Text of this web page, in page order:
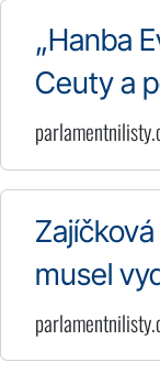
„Hanba
Ceuty a
musel